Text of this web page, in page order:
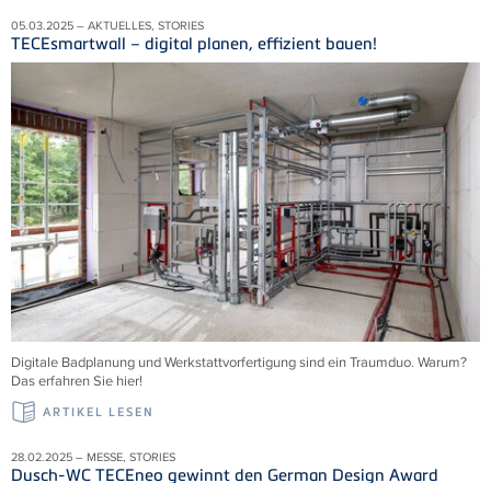
05.03.2025 – AKTUELLES, STORIES
TECEsmartwall – digital planen, effizient bauen!
Digitale Badplanung und Werkstattvorfertigung sind ein Traumduo. Warum?
Das erfahren Sie hier!
ARTIKEL LESEN
28.02.2025 – MESSE, STORIES
Dusch-WC TECEneo gewinnt den German Design Award